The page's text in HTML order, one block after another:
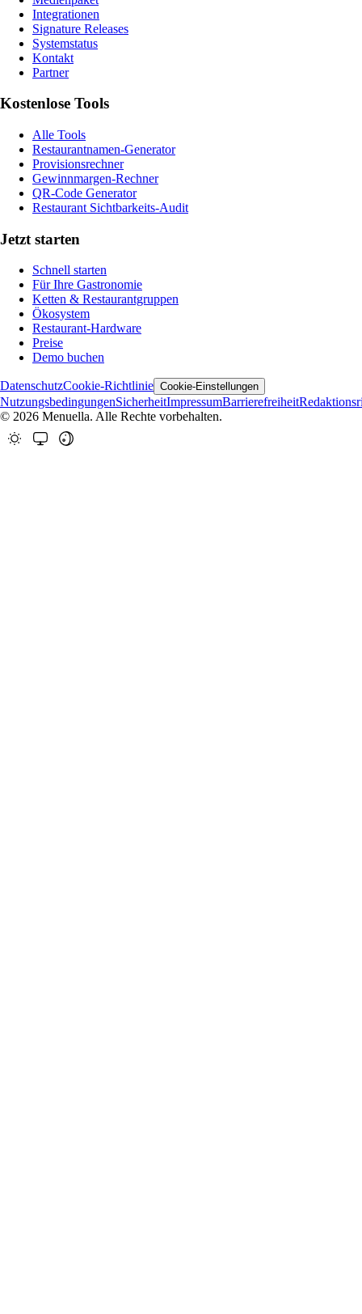
Integrationen
Signature Releases
Systemstatus
Kontakt
Partner
Kostenlose Tools
Alle Tools
Restaurantnamen-Generator
Provisionsrechner
Gewinnmargen-Rechner
QR-Code Generator
Restaurant Sichtbarkeits-Audit
Jetzt starten
Schnell starten
Für Ihre Gastronomie
Ketten & Restaurantgruppen
Ökosystem
Restaurant-Hardware
Preise
Demo buchen
DatenschutzCookie-Richtlinie Cookie-Einstellungen
NutzungsbedingungenSicherheitImpressumBarrierefreiheit
© 2026 Menuella. Alle Rechte vorbehalten.